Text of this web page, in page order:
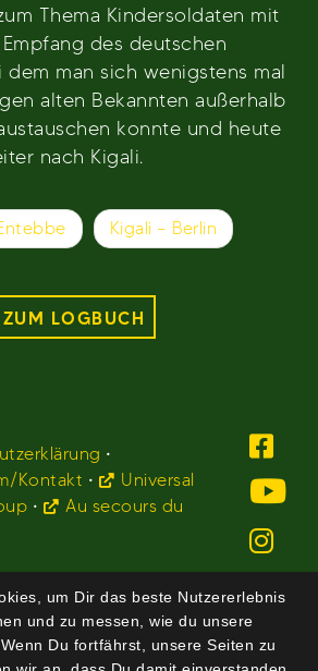
Thema Kindersoldaten mit
des deutschen
man sich wenigstens mal
alten Bekannten außerhalb
konnte und heute
nach Kigali.
Kigali – Berlin
ZUM LOGBUCH
•
Kontakt •
Universal
•
Au secours du
um Dir das beste Nutzererlebnis
und zu messen, wie du unsere
Du fortfährst, unsere Seiten zu